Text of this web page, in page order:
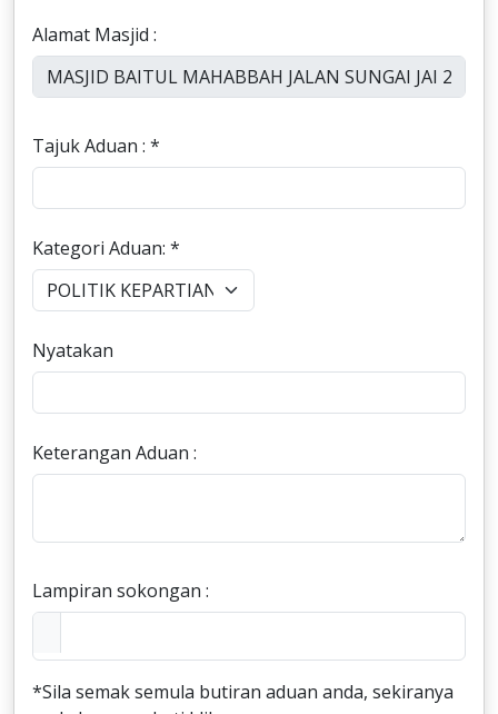
Alamat Masjid :
Tajuk Aduan : *
Kategori Aduan: *
Nyatakan
Keterangan Aduan :
Lampiran sokongan :
*Sila semak semula butiran aduan anda, sekiranya